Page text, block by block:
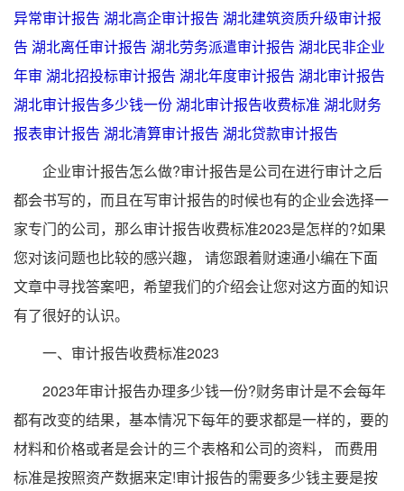
异常审计报告 湖北高企审计报告 湖北建筑资质升级审计报
告 湖北离任审计报告 湖北劳务派遣审计报告 湖北民非企业
年审 湖北招投标审计报告 湖北年度审计报告 湖北审计报告
湖北审计报告多少钱一份湖北审计报告收费标准 湖北财务
报表审计报告 湖北清算审计报告 湖北贷款审计报告
企业审计报告怎么做?审计报告是公司在进行审计之后
都会书写的，而且在写审计报告的时候也有的企业会选择一
家专门的公司，那么审计报告收费标准2023是怎样的?如果
您对该问题也比较的感兴趣， 请您跟着财速通小编在下面
文章中寻找答案吧，希望我们的介绍会让您对这方面的知识
有了很好的认识。
一、审计报告收费标准2023
2023年审计报告办理多少钱一份?财务审计是不会每年
都有改变的结果，基本情况下每年的要求都是一样的，要的
材料和价格或者是会计的三个表格和公司的资料， 而费用
标准是按照资产数据来定!审计报告的需要多少钱主要是按